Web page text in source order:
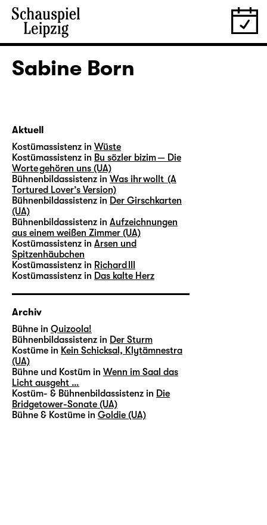
Sabine Born
Aktuell
Kostümassistenz in Wüste
Kostümassistenz in Bu sözler bizim — Die
Worte gehören uns (UA)
Bühnenbildassistenz in Was ihr wollt (A
Tortured Lover’s Version)
Bühnenbildassistenz in Der Girschkarten
(UA)
Bühnenbildassistenz in Aufzeichnungen
aus einem weißen Zimmer (UA)
Kostümassistenz in Arsen und
Spitzenhäubchen
Kostümassistenz in Richard III
Kostümassistenz in Das kalte Herz
Archiv
Bühne in Quizoola!
Bühnenbildassistenz in Der Sturm
Kostüme in Kein Schicksal, Klytämnestra
(UA)
Bühne und Kostüm in Wenn im Saal das
Licht ausgeht …
Kostüm- & Bühnenbildassistenz in Die
Bridgetower-Sonate (UA)
Bühne & Kostüme in Goldie (UA)